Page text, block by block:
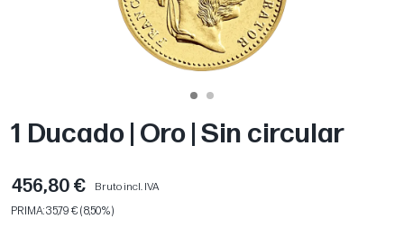
1 Ducado | Oro | Sin circular
456,80 €
Bruto incl. IVA
PRIMA: 35,79 € (8,50%)